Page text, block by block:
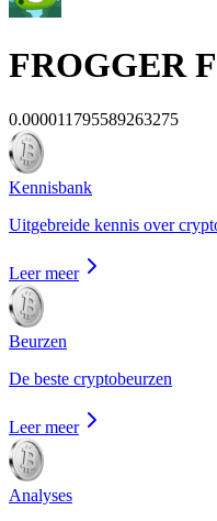
FROGGER
0.000011795589263275
Kennisbank
Uitgebreide kennis over
Leer meer
Beurzen
De beste cryptobeurzen
Leer meer
Analyses